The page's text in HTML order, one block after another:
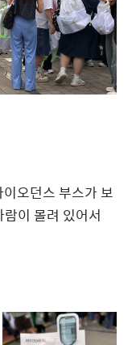
오던스 부스가 보
이 몰려 있어서